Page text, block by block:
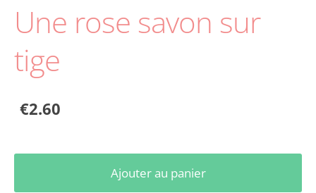
Une rose savon sur
tige
€2.60
Ajouter au panier